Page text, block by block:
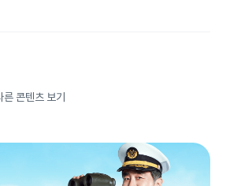
콘텐츠 보기